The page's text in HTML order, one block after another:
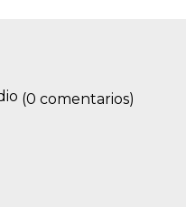
(0 comentarios)